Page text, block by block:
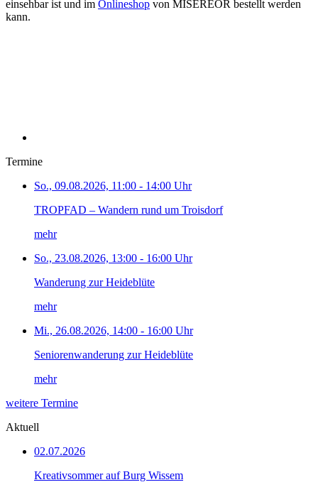
einsehbar ist und im Onlineshop von MISEREOR bestellt werden
kann.
Termine
So., 09.08.2026, 11:00 - 14:00 Uhr
TROPFAD – Wandern rund um Troisdorf
mehr
So., 23.08.2026, 13:00 - 16:00 Uhr
Wanderung zur Heideblüte
mehr
Mi., 26.08.2026, 14:00 - 16:00 Uhr
Seniorenwanderung zur Heideblüte
mehr
weitere Termine
Aktuell
02.07.2026
Kreativsommer auf Burg Wissem